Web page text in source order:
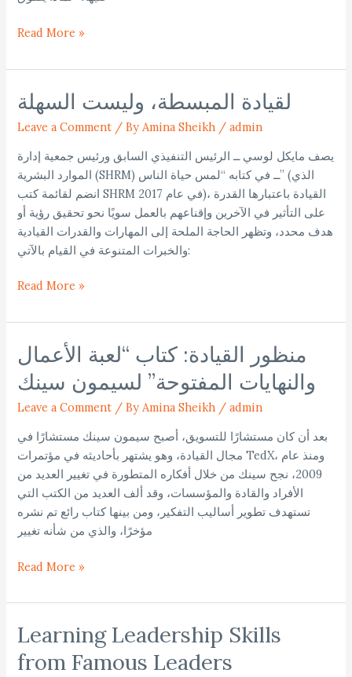
Read More »
لقيادة المبسطة، وليست السهلة
Leave a Comment /By Amina Sheikh /admin
يصف مايكل لوسي ــ الرئيس التنفيذي السابق ورئيس جمعية إدارة
الموارد البشرية (SHRM) ــ في كتابه “لمس حياة الناس” (الذي
انضم لقائمة كتب SHRM في عام 2017)، القيادة باعتبارها القدرة
على التأثير في الآخرين وإقناعهم بالعمل سويًا نحو تحقيق رؤية أو
هدف محدد، وتظهر الحاجة الملحة إلى المهارات والقدرات القيادية
والخبرات المتنوعة في القيام بالآتي:
لقيادة
المبسطة،
وليست
السهلة
Read More »
منظور القيادة: كتاب “لعبة الأعمال
والنهايات المفتوحة” لسيمون سينك
Leave a Comment /By Amina Sheikh /admin
بعد أن كان مستشارًا للتسويق، أصبح سيمون سينك مستشارًا في
مجال القيادة، وهو يشتهر بأحاديثه في مؤتمرات TedX، ومنذ عام
2009، نجح سينك من خلال أفكاره المتطورة في تغيير العديد من
الأفراد والقادة والمؤسسات، وقد ألف العديد من الكتب التي
تستهدف تطوير أساليب التفكير، ومن بينها كتاب رائع تم نشره
مؤخرًا، والذي من شأنه تغيير
منظور
القيادة:
كتاب
“لعبة
والنهايات
المفتوحة”
لسيمون
سينك
Read More »
Learning Leadership Skills
from Famous Leaders
Learning
Skills